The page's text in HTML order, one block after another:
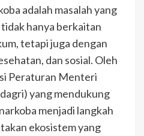
adalah masalah yang
hanya berkaitan
tetapi juga dengan
dan sosial. Oleh
Peraturan Menteri
yang mendukung
menjadi langkah
ekosistem yang